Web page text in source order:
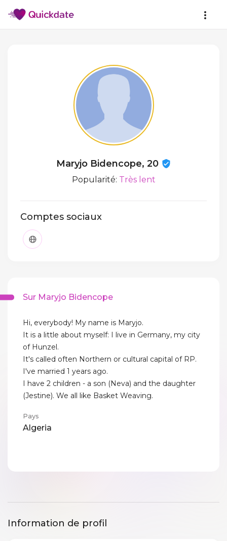
Maryjo Bidencope, 20
Popularité: Très lent
Comptes sociaux
Sur Maryjo Bidencope
Hi, everybody! My name is Maryjo.
It is a little about myself: I live in Germany, my city
of Hunzel.
It's called often Northern or cultural capital of RP.
I've married 1 years ago.
I have 2 children - a son (Neva) and the daughter
(Jestine). We all like Basket Weaving.
Pays
Algeria
Information de profil